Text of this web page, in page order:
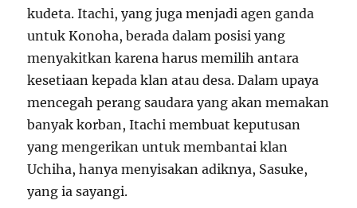
kudeta. Itachi, yang juga menjadi agen ganda
untuk Konoha, berada dalam posisi yang
menyakitkan karena harus memilih antara
kesetiaan kepada klan atau desa. Dalam upaya
mencegah perang saudara yang akan memakan
banyak korban, Itachi membuat keputusan
yang mengerikan untuk membantai klan
Uchiha, hanya menyisakan adiknya, Sasuke,
yang ia sayangi.